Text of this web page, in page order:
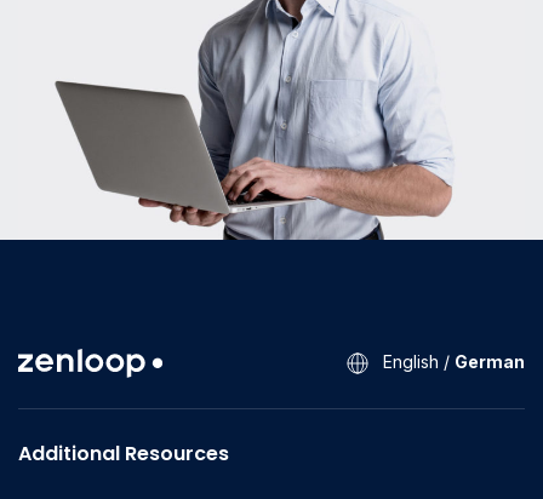
English / German
Additional Resources